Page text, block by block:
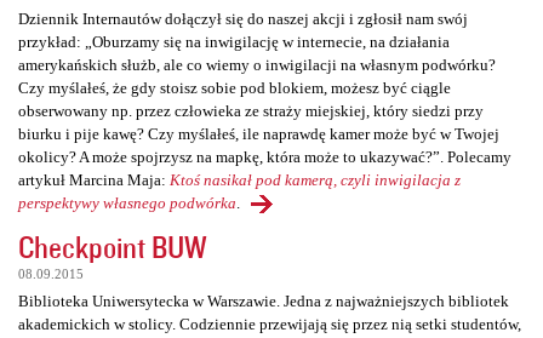
Dziennik Internautów dołączył się do naszej akcji i zgłosił nam swój
przykład: „Oburzamy się na inwigilację w internecie, na działania
amerykańskich służb, ale co wiemy o inwigilacji na własnym podwórku?
Czy myślałeś, że gdy stoisz sobie pod blokiem, możesz być ciągle
obserwowany np. przez człowieka ze straży miejskiej, który siedzi przy
biurku i pije kawę? Czy myślałeś, ile naprawdę kamer może być w Twojej
okolicy? A może spojrzysz na mapkę, która może to ukazywać?”. Polecamy
artykuł Marcina Maja: Ktoś nasikał pod kamerą, czyli inwigilacja z
perspektywy własnego podwórka
Checkpoint BUW
08.09.2015
Biblioteka Uniwersytecka w Warszawie. Jedna z najważniejszych bibliotek
akademickich w stolicy. Codziennie przewijają się przez nią setki studentów,